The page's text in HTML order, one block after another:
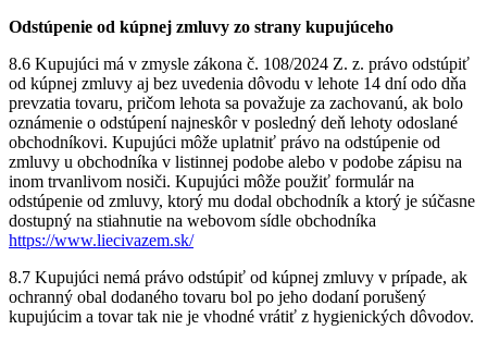
Odstúpenie od kúpnej zmluvy zo strany kupujúceho
8.6 Kupujúci má v zmysle zákona č. 108/2024 Z. z. právo odstúpiť
od kúpnej zmluvy aj bez uvedenia dôvodu v lehote 14 dní odo dňa
prevzatia tovaru, pričom lehota sa považuje za zachovanú, ak bolo
oznámenie o odstúpení najneskôr v posledný deň lehoty odoslané
obchodníkovi. Kupujúci môže uplatniť právo na odstúpenie od
zmluvy u obchodníka v listinnej podobe alebo v podobe zápisu na
inom trvanlivom nosiči. Kupujúci môže použiť formulár na
odstúpenie od zmluvy, ktorý mu dodal obchodník a ktorý je súčasne
dostupný na stiahnutie na webovom sídle obchodníka
https://www.liecivazem.sk/
8.7 Kupujúci nemá právo odstúpiť od kúpnej zmluvy v prípade, ak
ochranný obal dodaného tovaru bol po jeho dodaní porušený
kupujúcim a tovar tak nie je vhodné vrátiť z hygienických dôvodov.